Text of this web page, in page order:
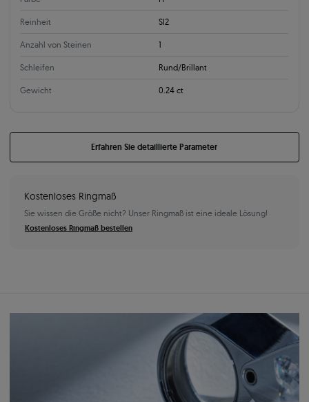
Reinheit SI2
Anzahl von Steinen 1
Schleifen Rund/Brillant
Gewicht 0.24 ct
Erfahren Sie detaillierte Parameter
Kostenloses Ringmaß
Sie wissen die Größe nicht? Unser Ringmaß ist eine ideale Lösung!
Kostenloses Ringmaß bestellen